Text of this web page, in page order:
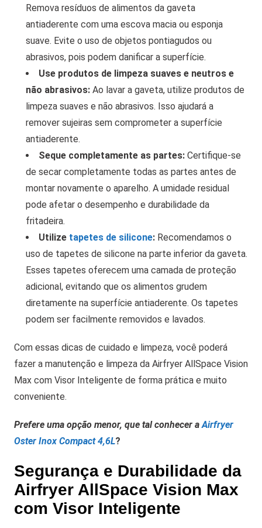
Remova resíduos de alimentos da gaveta
antiaderente com uma escova macia ou esponja
suave. Evite o uso de objetos pontiagudos ou
abrasivos, pois podem danificar a superfície.
Use produtos de limpeza suaves e neutros e
não abrasivos: Ao lavar a gaveta, utilize produtos de
limpeza suaves e não abrasivos. Isso ajudará a
remover sujeiras sem comprometer a superfície
antiaderente.
Seque completamente as partes: Certifique-se
de secar completamente todas as partes antes de
montar novamente o aparelho. A umidade residual
pode afetar o desempenho e durabilidade da
fritadeira.
Utilize tapetes de silicone: Recomendamos o
uso de tapetes de silicone na parte inferior da gaveta.
Esses tapetes oferecem uma camada de proteção
adicional, evitando que os alimentos grudem
diretamente na superfície antiaderente. Os tapetes
podem ser facilmente removidos e lavados.
Com essas dicas de cuidado e limpeza, você poderá
fazer a manutenção e limpeza da Airfryer AllSpace Vision
Max com Visor Inteligente de forma prática e muito
conveniente.
Prefere uma opção menor, que tal conhecer aAirfryer
Oster Inox Compact 4,6L?
Segurança e Durabilidade da
Airfryer AllSpace Vision Max
com Visor Inteligente